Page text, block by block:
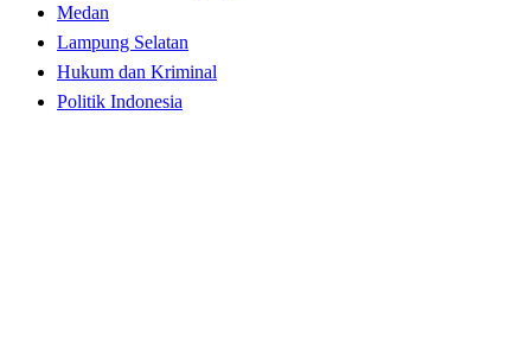
Medan
Lampung Selatan
Hukum dan Kriminal
Politik Indonesia